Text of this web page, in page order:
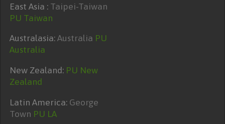
East Asia : Taipei-Taiwan
PU Taiwan
Australasia:Australia PU
Australia
New Zealand: PU New
Zealand
Latin America: George
Town PU LA